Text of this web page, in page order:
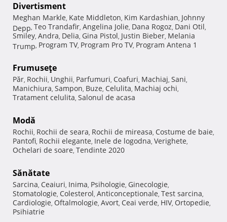
Divertisment
Meghan Markle, Kate Middleton, Kim Kardashian, Johnny
Depp, Teo Trandafir, Angelina Jolie, Dana Rogoz, Dani Otil,
Smiley, Andra, Delia, Gina Pistol, Justin Bieber, Melania
Trump, Program TV, Program Pro TV, Program Antena 1
Frumuseţe
Păr, Rochii, Unghii, Parfumuri, Coafuri, Machiaj, Sani,
Manichiura, Sampon, Buze, Celulita, Machiaj ochi,
Tratament celulita, Salonul de acasa
Modă
Rochii, Rochii de seara, Rochii de mireasa, Costume de baie,
Pantofi, Rochii elegante, Inele de logodna, Verighete,
Ochelari de soare, Tendinte 2020
Sănătate
Sarcina, Ceaiuri, Inima, Psihologie, Ginecologie,
Stomatologie, Colesterol, Anticonceptionale, Test sarcina,
Cardiologie, Oftalmologie, Avort, Ceai verde, HIV, Ortopedie,
Psihiatrie